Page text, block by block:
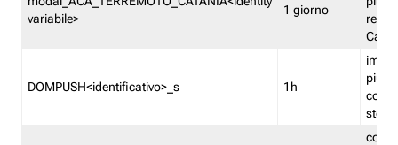
variabile>
1 giorno
DOMPUSH<identificativo>_s 1h
più